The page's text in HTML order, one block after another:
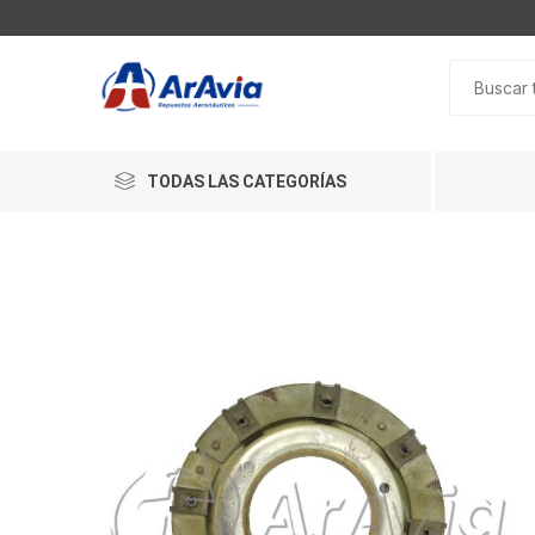
TODAS LAS CATEGORÍAS